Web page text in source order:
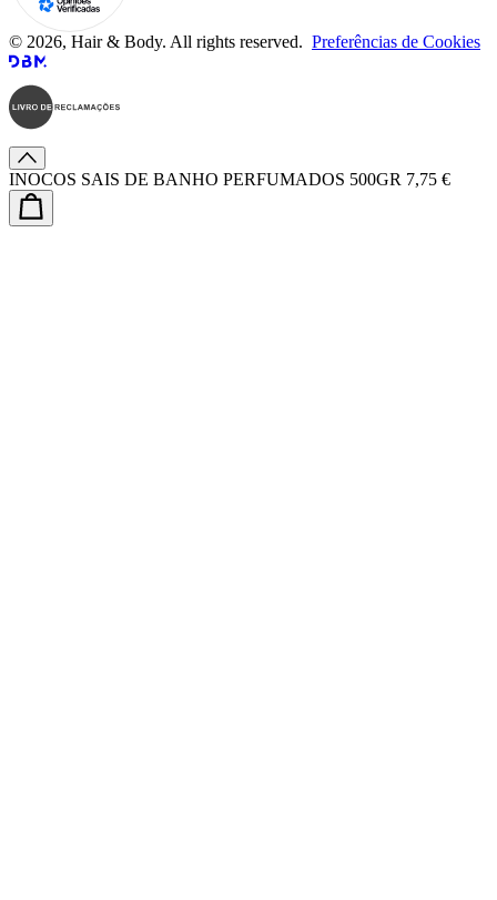
© 2026, Hair & Body. All rights reserved. Preferências de Cookies
INOCOS SAIS DE BANHO PERFUMADOS 500GR 7,75 €